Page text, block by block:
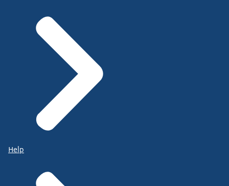
Help